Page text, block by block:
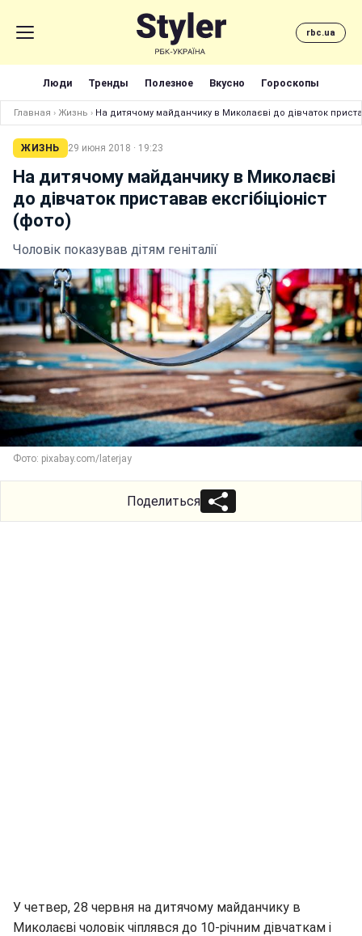
rbc.ua
Люди Тренды Полезное Вкусно Гороскопы
Главная › Жизнь › На дитячому майданчику в Миколаєві до дівчаток
ЖИЗНЬ 29 июня 2018 · 19:23
На дитячому майданчику в Миколаєві
до дівчаток приставав ексгібіціоніст
(фото)
Чоловік показував дітям геніталії
Фото: pixabay.com/laterjay
Поделиться
У четвер, 28 червня на дитячому майданчику в
Миколаєві чоловік чіплявся до 10-річним дівчаткам і